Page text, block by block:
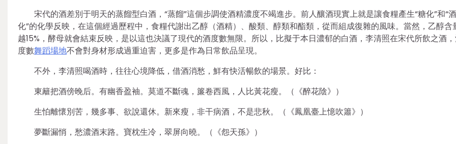
宋代的酒差別于明天的蒸餾型白酒，“蒸餾”這個步調使酒精濃度不竭進步。前人釀酒現實上就是讓食糧產生“糖化”和“酒
化”的化學反映，在這個經過歷程中，食糧代謝出乙醇（酒精）、酸類、醇類和酯類，從而組成復雜的風味。當然，乙醇含
越15%，酵母就會結束反映，是以這也決議了現代的酒度數無限。所以，比擬于本日濃郁的白酒，李清照在宋代所飲之酒
度數舞蹈場地不會對身材形成過重迫害，更多是作為日常飲品呈現。
不外，李清照喝酒時，往往心境降低，借酒消愁，鮮有快活暢飲的場景。好比：
東籬把酒傍晚后。有幽香盈袖。莫道不斷魂，簾卷西風，人比黃花瘦。（《醉花陰》）
生怕離懷別苦，幾多事、欲說還休。新來瘦，非干病酒，不是悲秋。（《鳳凰臺上憶吹簫》）
夢斷漏悄，愁濃酒末路。寶枕生冷，翠屏向曉。（《怨天孫》）